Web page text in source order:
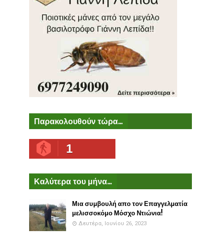
Παρακολουθούν τώρα...
1
Καλύτερα του μήνα...
Μια συμβουλή απο τον Επαγγελματία
μελισσοκόμο Μόσχο Ντιώνια!
Δευτέρα, Ιουνίου 26, 2023